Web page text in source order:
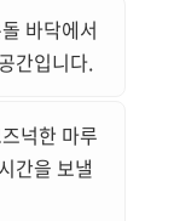
바닥에서
간입니다.
넉한 마루
간을 보낼